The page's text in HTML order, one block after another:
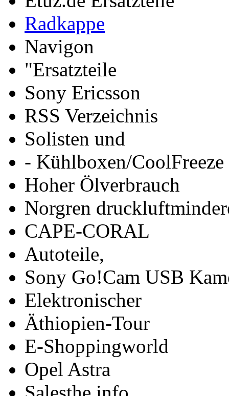
Radkappe
Navigon
"Ersatzteile
Sony Ericsson
RSS Verzeichnis
Solisten und
- Kühlboxen/CoolFreeze
Hoher Ölverbrauch
Norgren
CAPE-CORAL
Autoteile,
Sony Go!Cam USB
Elektronischer
Äthiopien-Tour
E-Shoppingworld
Opel Astra